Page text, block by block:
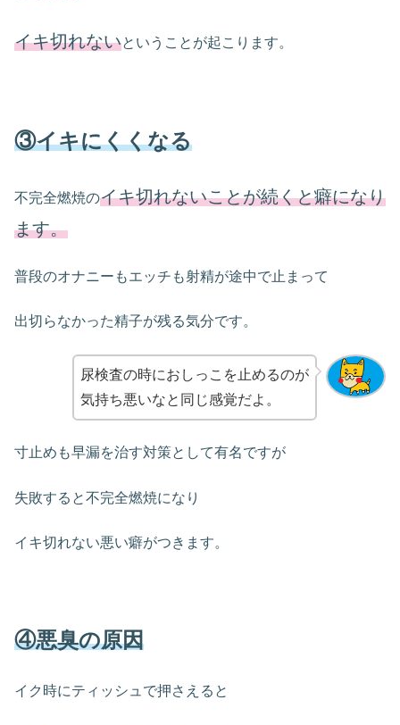
イキ切れないということが起こります。
③イキにくくなる
不完全燃焼のイキ切れないことが続くと癖になり
ます。
普段のオナニーもエッチも射精が途中で止まって
出切らなかった精子が残る気分です。
尿検査の時におしっこを止めるのが
気持ち悪いなと同じ感覚だよ。
寸止めも早漏を治す対策として有名ですが
失敗すると不完全燃焼になり
イキ切れない悪い癖がつきます。
④悪臭の原因
イク時にティッシュで押さえると